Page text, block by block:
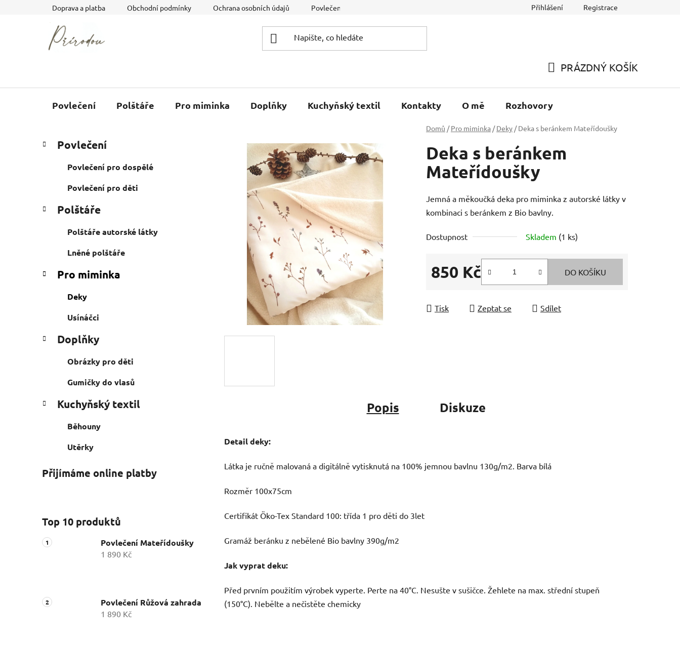
Doprava a platba Obchodní podmínky Ochrana osobních údajů Povlečení na míru Přihlášení Registrace
KOŠÍK
PRÁZDNÝ KOŠÍK
Povlečení Polštáře Pro miminka Doplňky Kuchyňský textil Kontakty O mě Rozhovory
Domů / Pro miminka / Deky / Deka s beránkem Mateřídoušky
P
o
a
a
kategorie
a
r
i
Povlečení
Povlečení pro dospělé
Povlečení pro děti
Polštáře
Polštáře autorské látky
Lněné polštáře
Pro miminka
Deky
Usínáčci
Doplňky
Obrázky pro děti
Gumičky do vlasů
Kuchyňský textil
Běhouny
Utěrky
Přijímáme online platby
Top 10 produktů
Povlečení Mateřídoušky
1 890 Kč
Povlečení Růžová zahrada
1 890 Kč
Deka s beránkem
Mateřídoušky
Jemná a měkoučká deka pro miminka z autorské látky v
kombinaci s beránkem z Bio bavlny.
Dostupnost Skladem (1 ks)
850 Kč DO KOŠÍKU
Tisk Zeptat se Sdílet
Popis Diskuze
Detail deky:
Látka je ručně malovaná a digitálně vytisknutá na 100% jemnou bavlnu 130g/m2. Barva bílá
Rozměr 100x75cm
Certifikát Öko-Tex Standard 100: třída 1 pro děti do 3let
Gramáž beránku z nebělené Bio bavlny 390g/m2
Jak vyprat deku:
Před prvním použitím výrobek vyperte. Perte na 40°C. Nesušte v sušičce. Žehlete na max. střední stupeň
(150°C). Nebělte a nečistěte chemicky